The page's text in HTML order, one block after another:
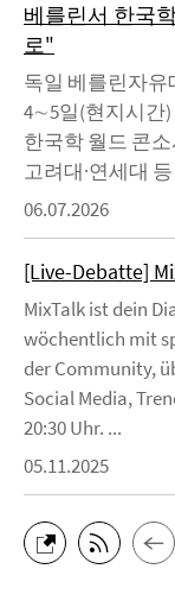
베를린서 한국
로"
독일 베를린자
4∼5일(현지시간)
한국학 월드 콘
고려대·연세대
06.07.2026
[Live-Debatte]
MixTalk ist dein
wöchentlich mit
der Community,
Social Media,
20:30 Uhr. ...
05.11.2025